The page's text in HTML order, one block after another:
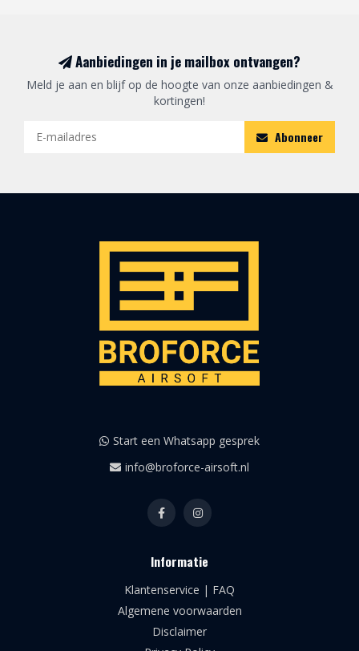
Aanbiedingen in je mailbox ontvangen?
Meld je aan en blijf op de hoogte van onze aanbiedingen &
kortingen!
Abonneer
Start een Whatsapp gesprek
info@broforce-airsoft.nl
Informatie
Klantenservice | FAQ
Algemene voorwaarden
Disclaimer